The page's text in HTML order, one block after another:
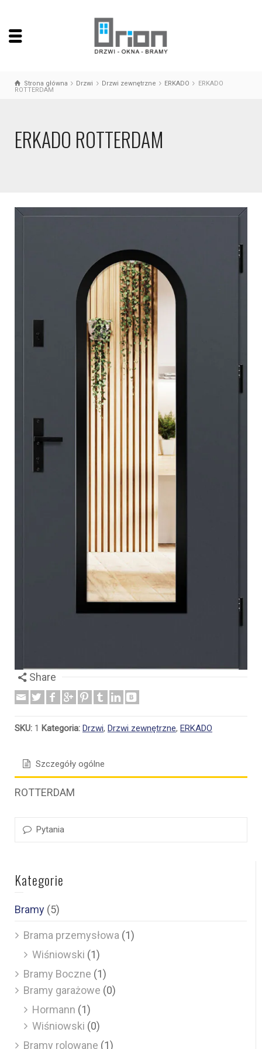
Strona główna Drzwi Drzwi zewnętrzne ERKADO
ERKADO
ROTTERDAM
ERKADO ROTTERDAM
Share
SKU: 1 Kategoria: Drzwi, Drzwi zewnętrzne, ERKADO
Szczegóły ogólne
ROTTERDAM
Pytania
Kategorie
Bramy (5)
Brama przemysłowa (1)
Wiśniowski (1)
Bramy Boczne (1)
Bramy garażowe (0)
Hormann (1)
Wiśniowski (0)
Bramy rolowane (1)